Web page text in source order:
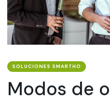
SOLUCIONES SMARTHO
Modos de